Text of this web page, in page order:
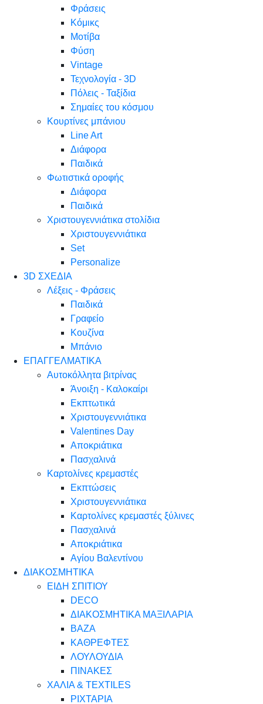
Φράσεις
Κόμικς
Μοτίβα
Φύση
Vintage
Τεχνολογία - 3D
Πόλεις - Ταξίδια
Σημαίες του κόσμου
Κουρτίνες μπάνιου
Line Art
Διάφορα
Παιδικά
Φωτιστικά οροφής
Διάφορα
Παιδικά
Χριστουγεννιάτικα στολίδια
Χριστουγεννιάτικα
Set
Personalize
3D ΣΧΕΔΙΑ
Λέξεις - Φράσεις
Παιδικά
Γραφείο
Κουζίνα
Μπάνιο
ΕΠΑΓΓΕΛΜΑΤΙΚΑ
Αυτοκόλλητα βιτρίνας
Άνοιξη - Καλοκαίρι
Εκπτωτικά
Χριστουγεννιάτικα
Valentines Day
Αποκριάτικα
Πασχαλινά
Καρτολίνες κρεμαστές
Εκπτώσεις
Χριστουγεννιάτικα
Καρτολίνες κρεμαστές ξύλινες
Πασχαλινά
Αποκριάτικα
Αγίου Βαλεντίνου
ΔΙΑΚΟΣΜΗΤΙΚΑ
ΕΙΔΗ ΣΠΙΤΙΟΥ
DECO
ΔΙΑΚΟΣΜΗΤΙΚΑ ΜΑΞΙΛΑΡΙΑ
ΒΑΖΑ
ΚΑΘΡΕΦΤΕΣ
ΛΟΥΛΟΥΔΙΑ
ΠΙΝΑΚΕΣ
ΧΑΛΙΑ & TEXTILES
ΡΙΧΤΑΡΙΑ